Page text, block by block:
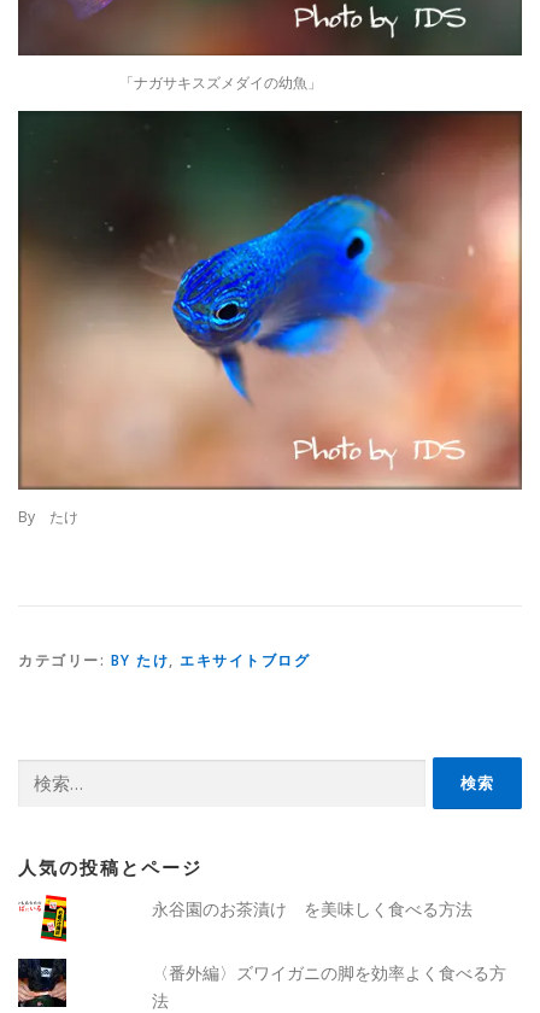
「ナガサキスズメダイの幼魚」
By たけ
カテゴリー: BY たけ, エキサイトブログ
索:
人気の投稿とページ
永谷園のお茶漬け を美味しく食べる方法
〈番外編〉ズワイガニの脚を効率よく食べる方
法